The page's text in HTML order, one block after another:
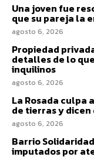
Una joven fue
que su pareja la
agosto 6, 2026
Propiedad
detalles de lo
inquilinos
agosto 6, 2026
La Rosada culpa
de tierras y
agosto 6, 2026
Barrio
imputados por